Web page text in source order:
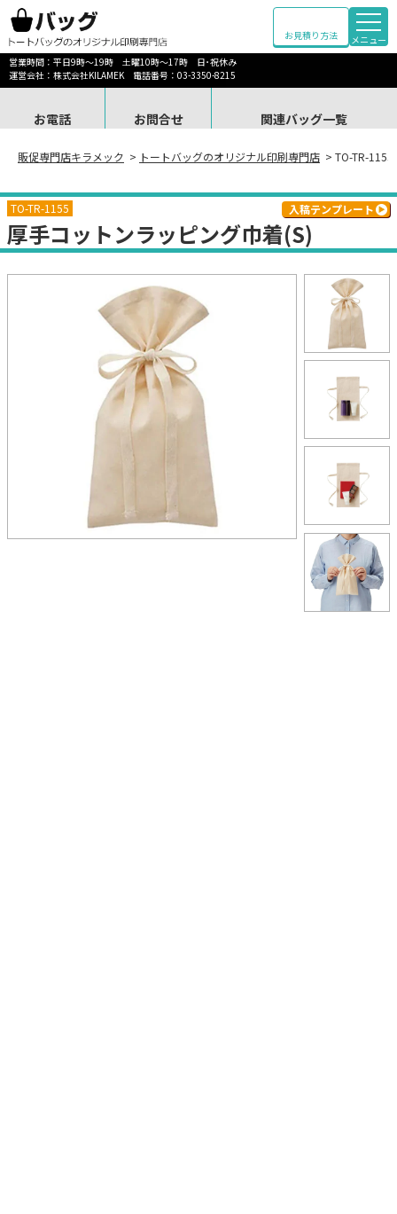
お見積り方法
メニュー
営業時間：平日9時～19時 土曜10時～17時 日･祝休み
運営会社：株式会社KILAMEK 電話番号：03-3350-8215
お電話 お問合せ 関連バッグ一覧
販促専門店キラメック > トートバッグのオリジナル印刷専門店 > TO-TR-
TO-TR-1155
厚手コットンラッピング巾着(S)
入稿テンプレート